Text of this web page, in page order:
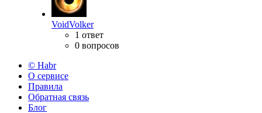
VoidVolker
1 ответ
0 вопросов
© Habr
О сервисе
Правила
Обратная связь
Блог